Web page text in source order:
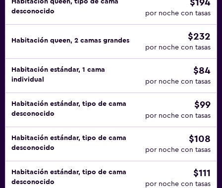
Habitación queen, tipo de cama
desconocido
$194
por noche con tasas
Habitación queen, 2 camas grandes $232
por noche con tasas
Habitación estándar, 1 cama
individual
$84
por noche con tasas
Habitación estándar, tipo de cama
desconocido
$99
por noche con tasas
Habitación estándar, tipo de cama
desconocido
$108
por noche con tasas
Habitación estándar, tipo de cama
desconocido
$111
por noche con tasas